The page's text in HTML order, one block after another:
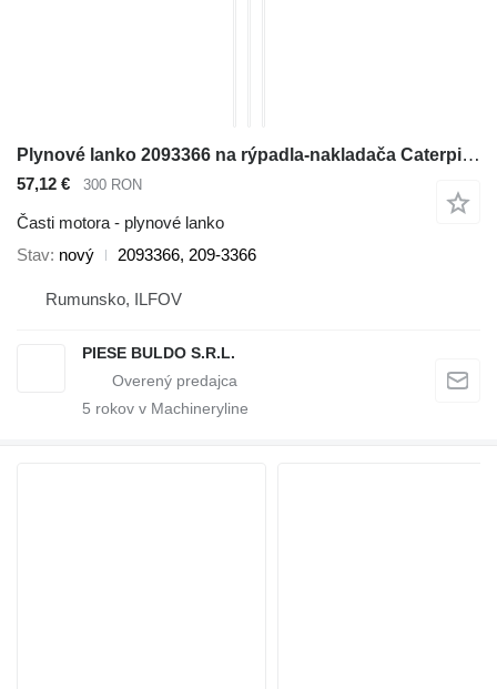
Plynové lanko 2093366 na rýpadla-nakladača Caterpillar 416E, 416F, 420E, 420F, 422E, 422F, 428E, 428F, 430E, 430F, 432E, 432F, 434E, 434F, 442E, 444E, 444F
57,12 € 300 RON
Časti motora - plynové lanko
Stav nový 2093366, 209-3366
Rumunsko, ILFOV
PIESE BULDO S.R.L.
5 rokov v Machineryline